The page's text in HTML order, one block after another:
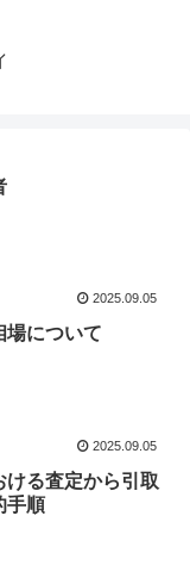
2025.09.05
場について
2025.09.05
ける査定から引取
手順